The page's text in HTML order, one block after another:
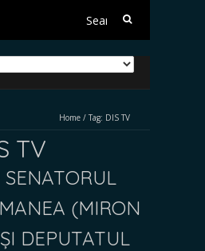
Search
Home / Tag: DIS TV
TV
SENATORUL
(MIRON
DEPUTATUL